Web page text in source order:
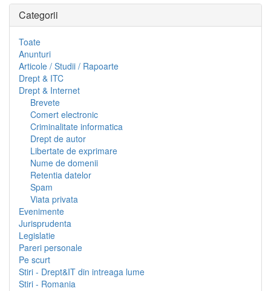
Categorii
Toate
Anunturi
Articole / Studii / Rapoarte
Drept & ITC
Drept & Internet
Brevete
Comert electronic
Criminalitate informatica
Drept de autor
Libertate de exprimare
Nume de domenii
Retentia datelor
Spam
Viata privata
Evenimente
Jurisprudenta
Legislatie
Pareri personale
Pe scurt
Stiri - Drept&IT din intreaga lume
Stiri - Romania